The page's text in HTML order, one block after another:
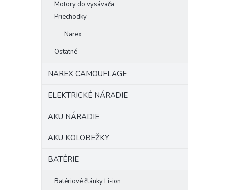
Motory do vysávača
Priechodky
Narex
Ostatné
NAREX CAMOUFLAGE
ELEKTRICKÉ NÁRADIE
AKU NÁRADIE
AKU KOLOBEŽKY
BATÉRIE
Batériové články Li-ion